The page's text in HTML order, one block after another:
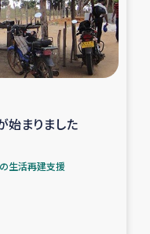
業復興支援
業
始まりました
の生活再建支援